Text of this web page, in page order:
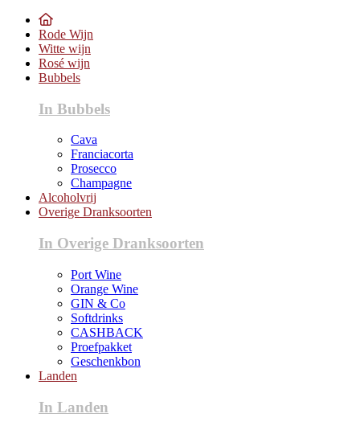
Rode Wijn
Witte wijn
Rosé wijn
Bubbels
In Bubbels
Cava
Franciacorta
Prosecco
Champagne
Alcoholvrij
Overige Dranksoorten
In Overige Dranksoorten
Port Wine
Orange Wine
GIN & Co
Softdrinks
CASHBACK
Proefpakket
Geschenkbon
Landen
In Landen